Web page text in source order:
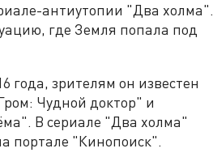
антиутопии "Два холма".
где Земля попала под
года, зрителям он известен
Чудной доктор" и
В сериале "Два холма"
портале "Кинопоиск".